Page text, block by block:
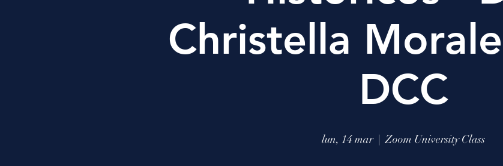
Christella
DCC
lun, 14 mar
  |
Zoom University Class